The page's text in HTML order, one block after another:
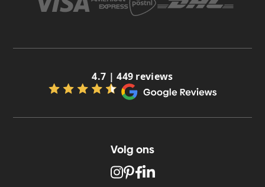
4.7 | 449 reviews
Volg ons